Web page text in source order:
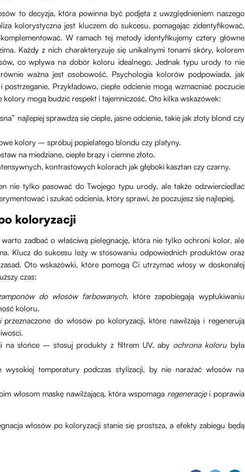
to decyzja, która powinna być podjęta z uwzględnieniem naszego
kolorystyczna jest kluczem do sukcesu, pomagając zidentyfikować,
W ramach tej metody identyfikujemy cztery główne
Każdy z nich charakteryzuje się unikalnymi tonami skóry, kolorem
co wpływa na dobór koloru idealnego. Jednak typu urody to nie
ważna jest osobowość. Psychologia kolorów podpowiada, jak
Przykładowo, ciepłe odcienie mogą wzmacniać poczucie
kolory mogą budzić respekt i tajemniczość. Oto kilka wskazówek:
najlepiej sprawdzą się ciepłe, jasne odcienie, takie jak złoty blond czy
kolory – spróbuj popielatego blondu czy platyny.
na miedziane, ciepłe brązy i ciemne złoto.
kontrastowych kolorach jak głęboki kasztan czy czarny.
nie tylko pasować do Twojego typu urody, ale także odzwierciedlać
i szukać odcienia, który sprawi, że poczujesz się najlepiej.
koloryzacji
zadbać o właściwą pielęgnację, która nie tylko ochroni kolor, ale
Klucz do sukcesu leży w stosowaniu odpowiednich produktów oraz
Oto wskazówki, które pomogą Ci utrzymać włosy w doskonałej
czas:
do włosów farbowanych, które zapobiegają wypłukiwaniu
koloru.
przeznaczone do włosów po koloryzacji, które nawilżają i regenerują
na słońce – stosuj produkty z filtrem UV, aby ochrona kolorubyła
wysokiej temperatury podczas stylizacji, by nie narażać włosów na
włosom maskę nawilżającą, która wspomaga regeneracjęi poprawia
włosów po koloryzacji stanie się prostsza, a efekty zabiegu będą